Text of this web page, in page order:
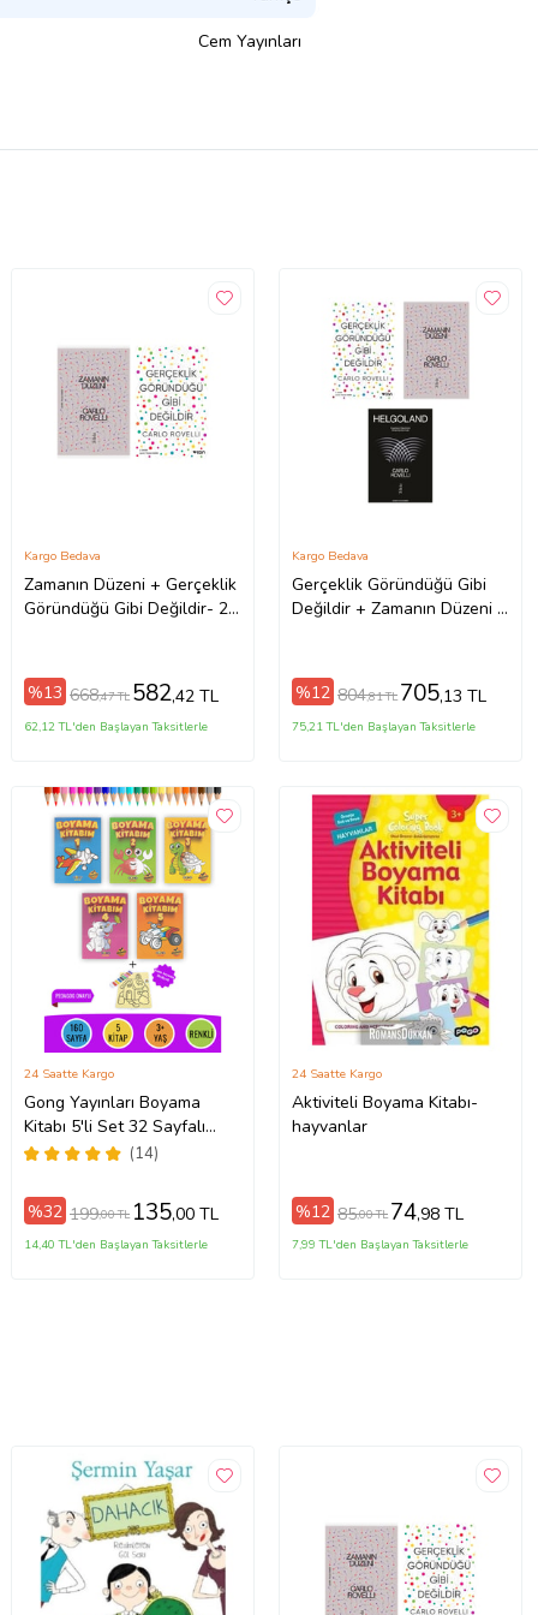
Cem Yayınları
Zamanın Düzeni + Gerçeklik
Göründüğü Gibi Değildir- 2
Kargo Bedava
%13 668,47 TL 582,42 TL
62,12 TL'den Başlayan Taksitlerle
Gerçeklik Göründüğü Gibi
Değildir + Zamanın Düzeni +
Kargo Bedava
%12 804,81 TL 705,13 TL
75,21 TL'den Başlayan Taksitlerle
Gong Yayınları Boyama
Kitabı 5'li Set 32 Sayfalı
Toplam 160 Sayfa Kum
(14)
24 Saatte Kargo
%32 199,00 TL 135,00 TL
14,40 TL'den Başlayan Taksitlerle
Aktiviteli Boyama Kitabı-
hayvanlar
24 Saatte Kargo
%12 85,00 TL 74,98 TL
7,99 TL'den Başlayan Taksitlerle